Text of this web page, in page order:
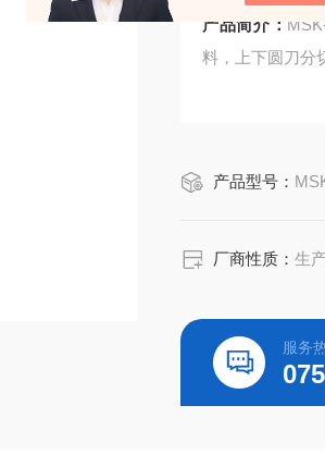
产品简介：
料，上下圆刀分
产品型号：
厂商性质：生
服务